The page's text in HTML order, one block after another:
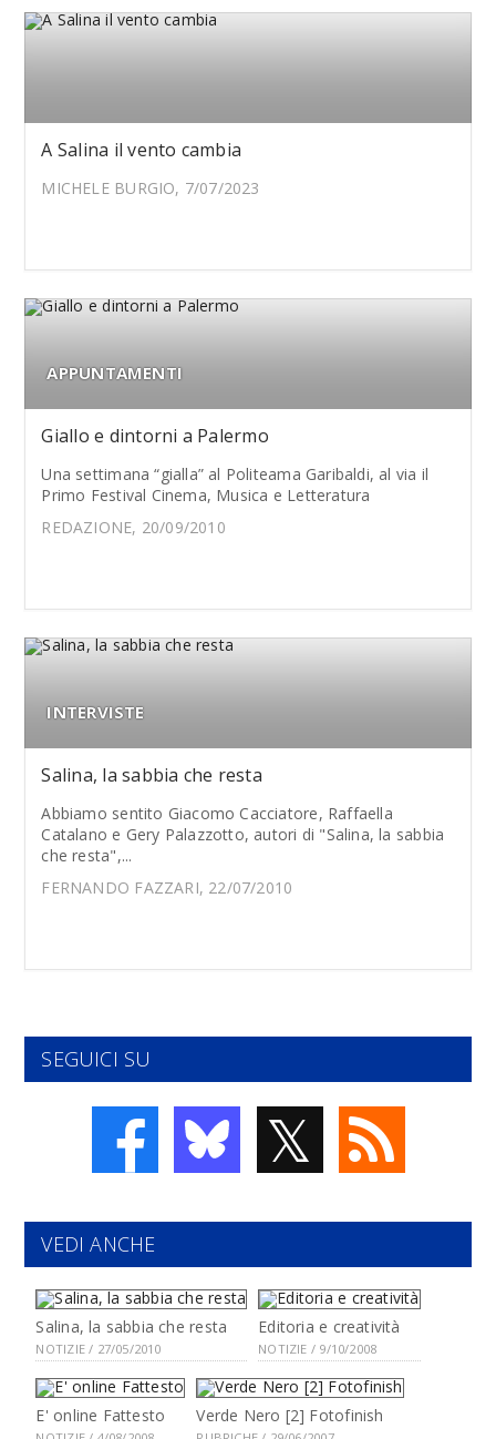
A Salina il vento cambia
MICHELE BURGIO, 7/07/2023
APPUNTAMENTI
Giallo e dintorni a Palermo
Una settimana “gialla” al Politeama Garibaldi, al via il
Primo Festival Cinema, Musica e Letteratura
REDAZIONE, 20/09/2010
INTERVISTE
Salina, la sabbia che resta
Abbiamo sentito Giacomo Cacciatore, Raffaella
Catalano e Gery Palazzotto, autori di "Salina, la sabbia
che resta",...
FERNANDO FAZZARI, 22/07/2010
SEGUICI SU
𝕏
VEDI ANCHE
Salina, la sabbia che resta
NOTIZIE / 27/05/2010
Editoria e creatività
NOTIZIE / 9/10/2008
E' online Fattesto Verde Nero [2] Fotofinish